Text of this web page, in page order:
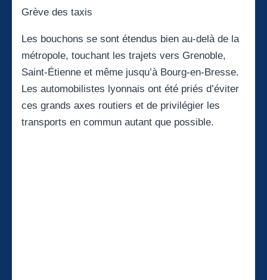
Grève des taxis
Les bouchons se sont étendus bien au-delà de la
métropole, touchant les trajets vers Grenoble,
Saint-Étienne et même jusqu’à Bourg-en-Bresse.
Les automobilistes lyonnais ont été priés d’éviter
ces grands axes routiers et de privilégier les
transports en commun autant que possible.